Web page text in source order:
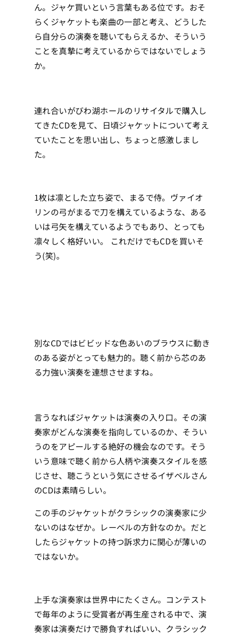
ん。ジャケ買いという言葉もある位です。おそ
らくジャケットも楽曲の一部と考え、どうした
ら自分らの演奏を聴いてもらえるか、そういう
ことを真摯に考えているからではないでしょう
か。
連れ合いがびわ湖ホールのリサイタルで購入し
てきたCDを見て、日頃ジャケットについて考え
ていたことを思い出し、ちょっと感激しまし
た。
1枚は凛とした立ち姿で、まるで侍。ヴァイオ
リンの弓がまるで刀を構えているような、ある
いは弓矢を構えているようでもあり、とっても
凛々しく格好いい。 これだけでもCDを買いそ
う(笑)。
別なCDではビビッドな色あいのブラウスに動き
のある姿がとっても魅力的。聴く前から芯のあ
る力強い演奏を連想させますね。
言うなればジャケットは演奏の入り口。その演
奏家がどんな演奏を指向しているのか、そうい
うのをアピールする絶好の機会なのです。そう
いう意味で聴く前から人柄や演奏スタイルを感
じさせ、聴こうという気にさせるイザベルさん
のCDは素晴らしい。
この手のジャケットがクラシックの演奏家に少
ないのはなぜか。レーベルの方針なのか。だと
したらジャケットの持つ訴求力に関心が薄いの
ではないか。
上手な演奏家は世界中にたくさん。コンテスト
で毎年のように受賞者が再生産される中で、演
奏家は演奏だけで勝負すればいい、クラシック